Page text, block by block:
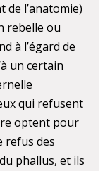
de l’anatomie)
rebelle ou
à l’égard de
un certain
qui refusent
optent pour
refus des
phallus, et ils